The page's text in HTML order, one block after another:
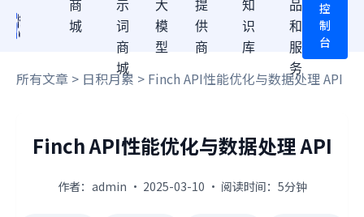
商
城
示
词
商
城
大
模
型
提
供
商
知
识
库
品
和
服
务
控
制
台
所有文章 > 日积月累 > Finch API性能优化与数据处理 API
Finch API性能优化与数据处理 API
作者：admin · 2025-03-10 · 阅读时间：5分钟